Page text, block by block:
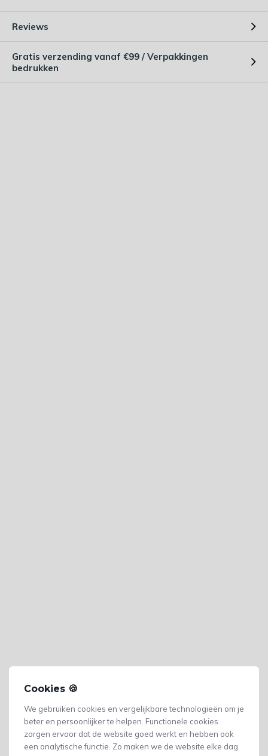
Cookies 🍪
We gebruiken cookies en vergelijkbare technologieën om je
beter en persoonlijker te helpen. Functionele cookies
zorgen ervoor dat de website goed werkt en hebben ook
een analytische functie. Zo maken we de website elke dag
Reviews
Gratis verzending vanaf €99 / Verpakkingen
bedrukken